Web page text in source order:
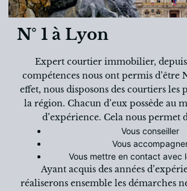
N° 1 à Lyon
Expert courtier immobilier, depuis
compétences nous ont permis d’être
effet, nous disposons des courtiers les
la région. Chacun d’eux possède au
d’expérience. Cela nous permet
Vous conseiller
Vous
Vous mettre en contact avec
Ayant acquis des années
réaliserons ensemble les démarches